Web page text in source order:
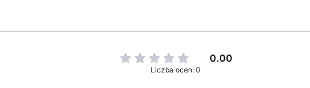
0.00
Liczba ocen: 0